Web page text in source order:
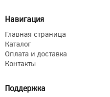
Навигация
Главная страница
Каталог
Оплата и доставка
Контакты
Поддержка